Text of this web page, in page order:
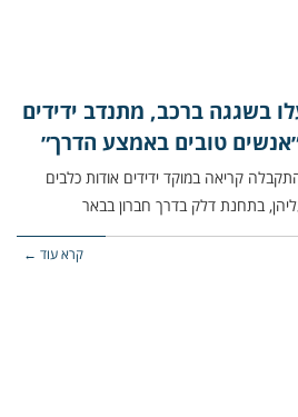
בשגגה ברכב, מתנדב ידידים
טובים באמצע הדרך״
(ראשון) בשעה 20:26, התקבלה קריאה במוקד ידידים אודות כלבים
בתחנת דלק בדרך חברון בבאר
קרא עוד ←